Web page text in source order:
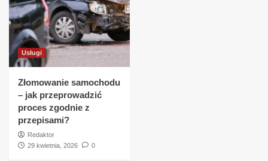
Usługi
Złomowanie samochodu
– jak przeprowadzić
proces zgodnie z
przepisami?
Redaktor
29 kwietnia, 2026
0